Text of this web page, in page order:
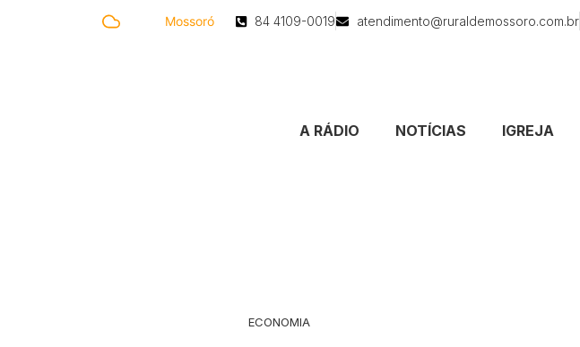
Mossoró 84 4109-0019 atendimento@ruraldemossoro.com.br
A RÁDIO NOTÍCIAS IGREJA
ECONOMIA